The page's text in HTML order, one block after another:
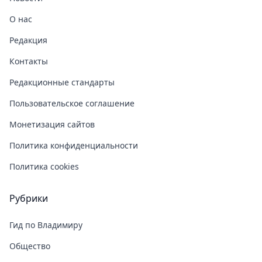
О нас
Редакция
Контакты
Редакционные стандарты
Пользовательское соглашение
Монетизация сайтов
Политика конфиденциальности
Политика cookies
Рубрики
Гид по Владимиру
Общество